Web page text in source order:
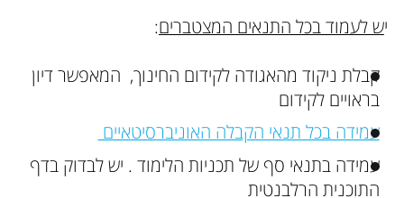
יש לעמוד בכל התנאים המצטברים:
קבלת ניקוד מהאגודה לקידום החינוך, המאפשר דיון
בראויים לקידום
עמידה בכל תנאי הקבלה האוניברסיטאיים
עמידה בתנאי סף של תכניות הלימוד . יש לבדוק בדף
התוכנית הרלבנטית